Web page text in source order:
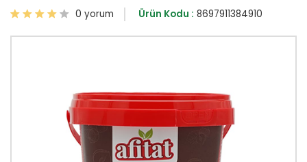
0 yorum Ürün Kodu : 8697911384910